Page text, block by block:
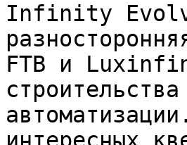
Infinity
FTB и